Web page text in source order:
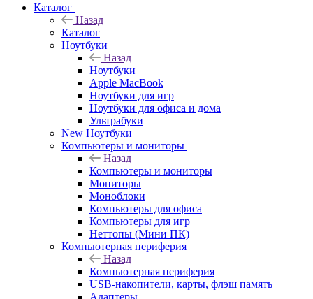
Каталог
Назад
Каталог
Ноутбуки
Назад
Ноутбуки
Apple MacBook
Ноутбуки для игр
Ноутбуки для офиса и дома
Ультрабуки
New Ноутбуки
Компьютеры и мониторы
Назад
Компьютеры и мониторы
Мониторы
Моноблоки
Компьютеры для офиса
Компьютеры для игр
Неттопы (Мини ПК)
Компьютерная периферия
Назад
Компьютерная периферия
USB-накопители, карты, флэш память
Адаптеры